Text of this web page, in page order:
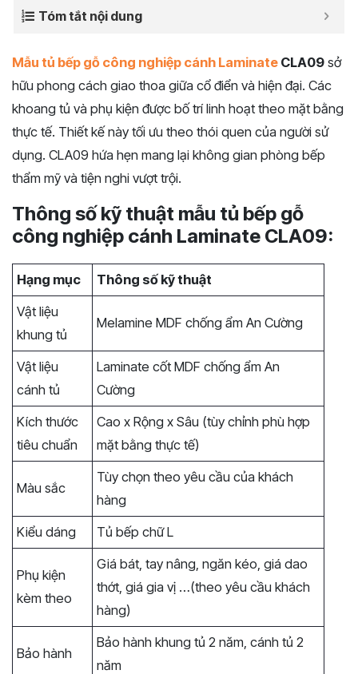
Tóm tắt nội dung
Mẫu tủ bếp gỗ công nghiệp cánh Laminate CLA09 sở
hữu phong cách giao thoa giữa cổ điển và hiện đại. Các
khoang tủ và phụ kiện được bố trí linh hoạt theo mặt bằng
thực tế. Thiết kế này tối ưu theo thói quen của người sử
dụng. CLA09 hứa hẹn mang lại không gian phòng bếp
thẩm mỹ và tiện nghi vượt trội.
Thông số kỹ thuật mẫu tủ bếp gỗ
công nghiệp cánh Laminate CLA09:
Hạng mục
Thông số kỹ thuật
Vật liệu
khung tủ
Melamine MDF chống ẩm An Cường
Vật liệu
cánh tủ
Laminate cốt MDF chống ẩm An
Cường
Kích thước
tiêu chuẩn
Cao x Rộng x Sâu (tùy chỉnh phù hợp
mặt bằng thực tế)
Màu sắc
Tùy chọn theo yêu cầu của khách
hàng
Kiểu dáng
Tủ bếp chữ L
Phụ kiện
kèm theo
Giá bát, tay nâng, ngăn kéo, giá dao
thớt, giá gia vị …(theo yêu cầu khách
hàng)
Bảo hành
Bảo hành khung tủ 2 năm, cánh tủ 2
năm